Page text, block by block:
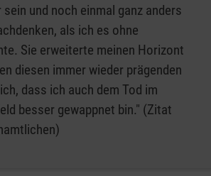
und noch einmal ganz anders
als ich es ohne
Sie erweiterte meinen Horizont
diesen immer wieder prägenden
dass ich auch dem Tod im
besser gewappnet bin." (Zitat